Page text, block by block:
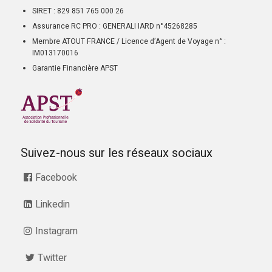
SIRET : 829 851 765 000 26
Assurance RC PRO : GENERALI IARD n°45268285
Membre ATOUT FRANCE / Licence d’Agent de Voyage n° :
IM013170016
Garantie Financière APST
Suivez-nous sur les réseaux sociaux
Facebook
Linkedin
Instagram
Twitter